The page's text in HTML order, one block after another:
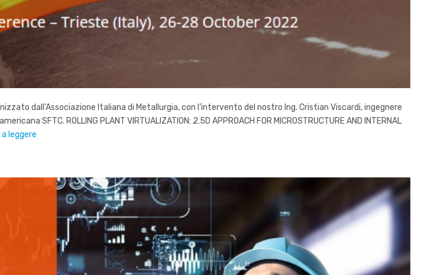
dall’Associazione Italiana di Metallurgia, con l’intervento del nostro Ing. Cristian Viscardi, ingegnere
SFTC. ROLLING PLANT VIRTUALIZATION: 2.5D APPROACH FOR MICROSTRUCTURE AND INTERNAL
leggere